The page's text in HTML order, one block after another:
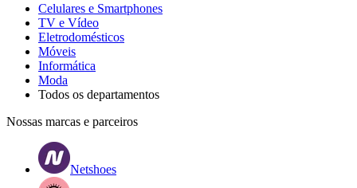
Celulares e Smartphones
TV e Vídeo
Eletrodomésticos
Móveis
Informática
Moda
Todos os departamentos
Nossas marcas e parceiros
Netshoes